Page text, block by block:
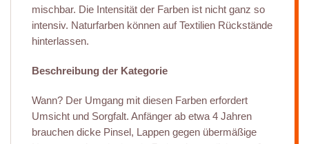
mischbar. Die Intensität der Farben ist nicht ganz so
intensiv. Naturfarben können auf Textilien Rückstände
hinterlassen.
Beschreibung der Kategorie
Wann? Der Umgang mit diesen Farben erfordert
Umsicht und Sorgfalt. Anfänger ab etwa 4 Jahren
brauchen dicke Pinsel, Lappen gegen übermäßige